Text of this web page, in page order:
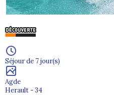
Séjour de 7 jour(s)
Agde
Herault - 34